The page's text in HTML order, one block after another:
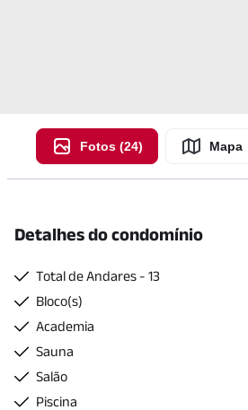
Fotos (24) Mapa
Detalhes do condomínio
Total de Andares - 13
Bloco(s)
Academia
Sauna
Salão
Piscina